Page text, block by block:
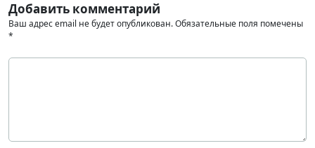
Добавить комментарий
Ваш адрес email не будет опубликован.Обязательные поля помечены
*